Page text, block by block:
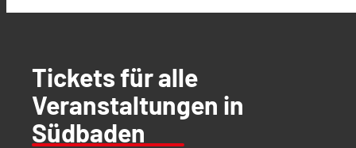
Tickets für alle
Veranstaltungen in
Südbaden